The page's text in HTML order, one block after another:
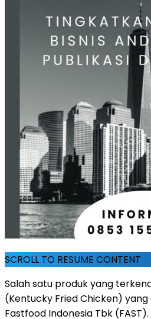
SCROLL TO RESUME CONTENT
Salah satu produk yang
(Kentucky Fried Chicken) yang
Fastfood Indonesia Tbk (FAST).